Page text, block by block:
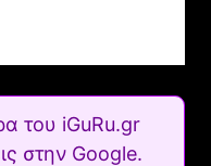
του iGuRu.gr
στην Google.